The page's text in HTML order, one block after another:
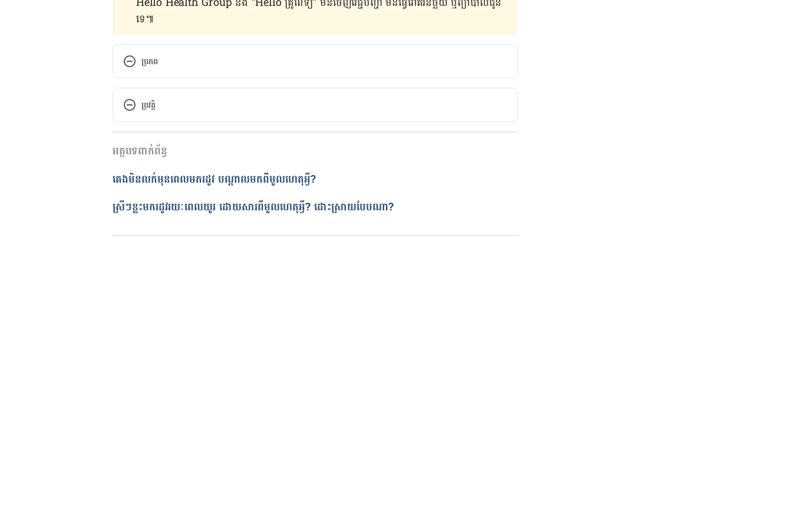
ទេ៕
ប្រភព
​​​​​​Constipation Before Your Period: Causes and Treatments
https://flo.health/menstrual-cycle/health/pms-and-pmdd/constipation-before-period
Here’s the Deal with Period Poops
https://health.clevelandclinic.org/why-do-you-poop-more-on-your-period/
Ease constipation during your period
health/constipation-during-period
ប្រវត្តិ
កំណែ​ប្រែបច្ចុប្បន្ន
01/06/2022
អត្ថបទ​ដោយ
នូ សោភ័ណ្ឌ
ត្រួតពិនិត្យដោយ វេជ្ជ. ចាន់ ស៊ីណេត
បច្ចុប្បន្នភាពដោយ៖
ទូច សុខា
អត្ថបទពាក់ព័ន្ធ
គេងមិនលក់មុនពេលមករដូវ បណ្តាលមកពីមូលហេតុអ្វី?
ស្រីៗ​ខ្លះមករដូវរយៈពេលយូរ ដោយសារពីមូលហេតុអ្វី? ដោះស្រាយបែបណា?